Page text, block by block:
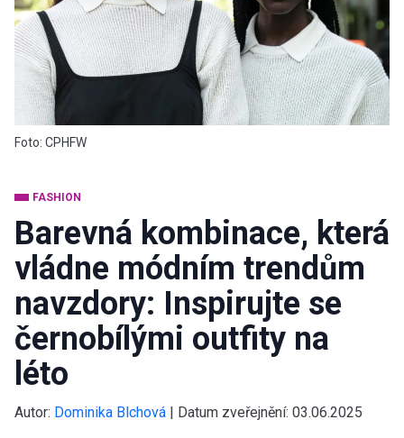
Foto: CPHFW
FASHION
Barevná kombinace, která
vládne módním trendům
navzdory: Inspirujte se
černobílými outfity na
léto
Autor: Dominika Blchová | Datum zveřejnění: 03.06.2025